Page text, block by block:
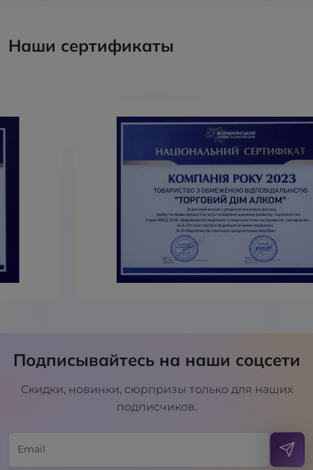
Наши сертификаты
Подписывайтесь на наши соцсети
Скидки, новинки, сюрпризы только для наших
подписчиков.